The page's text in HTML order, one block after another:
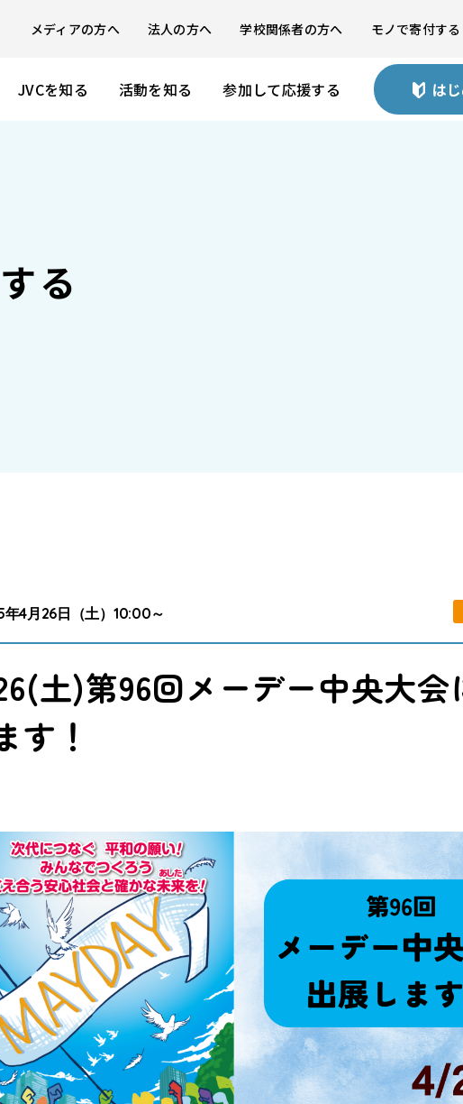
メディアの方へ 法人の方へ 学校関係者の方へ モノで寄付する
JVCを知る 活動を知る 参加して応援する は
る
年4月26日（土）10:00～
土)第96回メーデー中央大会
す！